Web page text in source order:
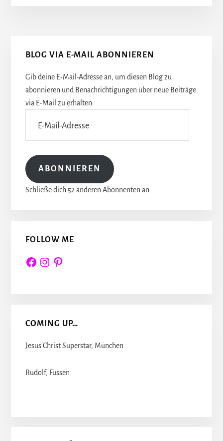
Seitenspalte
BLOG VIA E-MAIL ABONNIEREN
Gib deine E-Mail-Adresse an, um diesen Blog zu
abonnieren und Benachrichtigungen über neue Beiträge
via E-Mail zu erhalten.
Mail-
Adresse
ABONNIEREN
Schließe dich 52 anderen Abonnenten an
FOLLOW ME
FacebookInstagram
Pinterest
COMING UP…
Jesus Christ Superstar, München
Rudolf, Füssen